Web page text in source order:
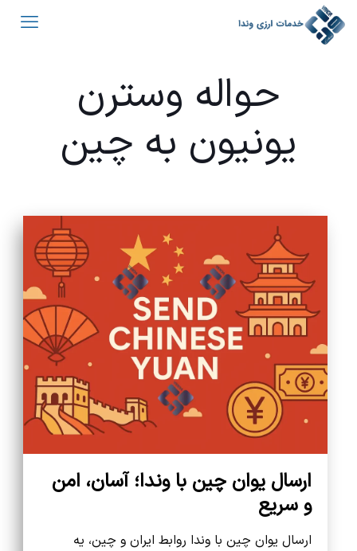
حواله وسترن
یونیون به چین
ارسال یوان چین با وندا؛ آسان، امن
و سریع
ارسال یوان چین با وندا روابط ایران و چین، یه